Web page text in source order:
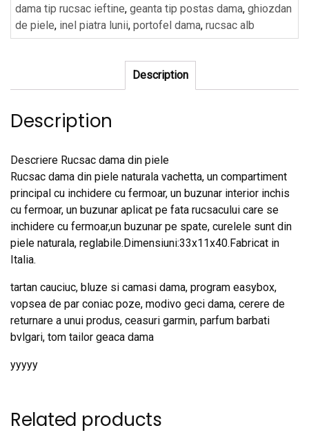
dama tip rucsac ieftine, geanta tip postas dama, ghiozdan
de piele, inel piatra lunii, portofel dama, rucsac alb
Description
Description
Descriere Rucsac dama din piele
Rucsac dama din piele naturala vachetta, un compartiment
principal cu inchidere cu fermoar, un buzunar interior inchis
cu fermoar, un buzunar aplicat pe fata rucsacului care se
inchidere cu fermoar,un buzunar pe spate, curelele sunt din
piele naturala, reglabile.Dimensiuni:33x11x40.Fabricat in
Italia.
tartan cauciuc, bluze si camasi dama, program easybox,
vopsea de par coniac poze, modivo geci dama, cerere de
returnare a unui produs, ceasuri garmin, parfum barbati
bvlgari, tom tailor geaca dama
yyyyy
Related products